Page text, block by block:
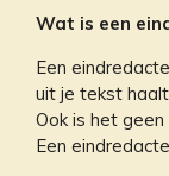
Wat is een
Een
uit je tekst
Ook is het
Een